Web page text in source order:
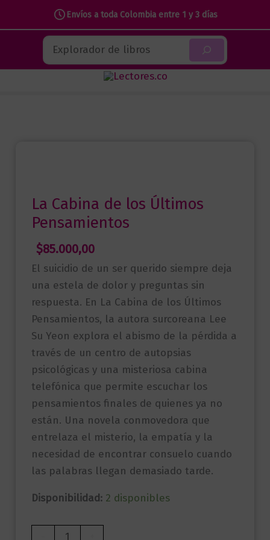
Envíos a toda Colombia entre 1 y 3 días
contenido
Buscar
La Cabina de los Últimos
Pensamientos
$85.000,00
El suicidio de un ser querido siempre deja
una estela de dolor y preguntas sin
respuesta. En La Cabina de los Últimos
Pensamientos, la autora surcoreana Lee
Su Yeon explora el abismo de la pérdida a
través de un centro de autopsias
psicológicas y una misteriosa cabina
telefónica que permite escuchar los
pensamientos finales de quienes ya no
están. Una novela conmovedora que
entrelaza el misterio, la empatía y la
necesidad de encontrar consuelo cuando
las palabras llegan demasiado tarde.
Disponibilidad: 2 disponibles
los
Últimos
Pensamientos